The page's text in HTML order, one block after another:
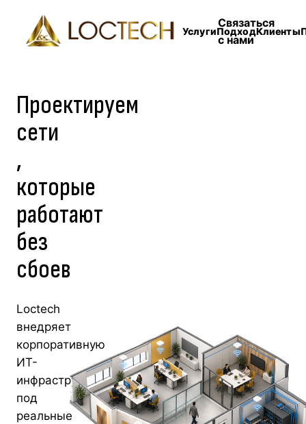
УслугиПодходКлиенты
Связаться
с нами
Проектируем
сети
,
которые
работают
без
сбоев
Loctech
внедряет
корпоративную
ИТ-
инфраструктуру
под
реальные